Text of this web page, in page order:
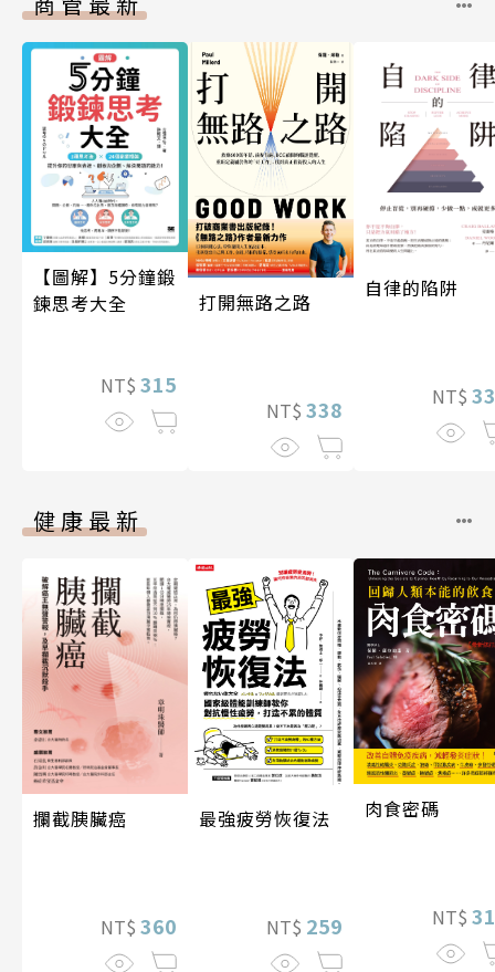
【圖解】5分鐘鍛
鍊思考大全
NT$ 315
打開無路之路
NT$ 338
自律的陷阱
NT$
健康最新
攔截胰臟癌
NT$ 360
最強疲勞恢復法
NT$ 259
肉食密碼
NT$